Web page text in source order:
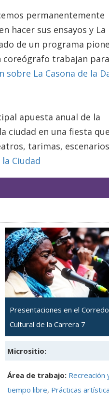
permanentemente
hacer sus ensayos y La
de un programa
coreógrafo trabajan para
sobre La Casona de la
apuesta anual de la
ciudad en una fiesta
tarimas,
Ciudad
Presentaciones en el
Cultural de la Carrera 7
Micrositio:
Área de trabajo: Recreación
tiempo libre, Prácticas